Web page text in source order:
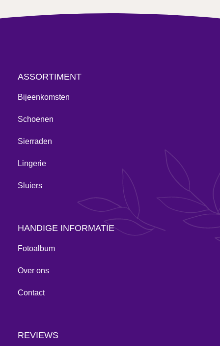
ASSORTIMENT
Bijeenkomsten
Schoenen
Sierraden
Lingerie
Sluiers
HANDIGE INFORMATIE
Fotoalbum
Over ons
Contact
REVIEWS